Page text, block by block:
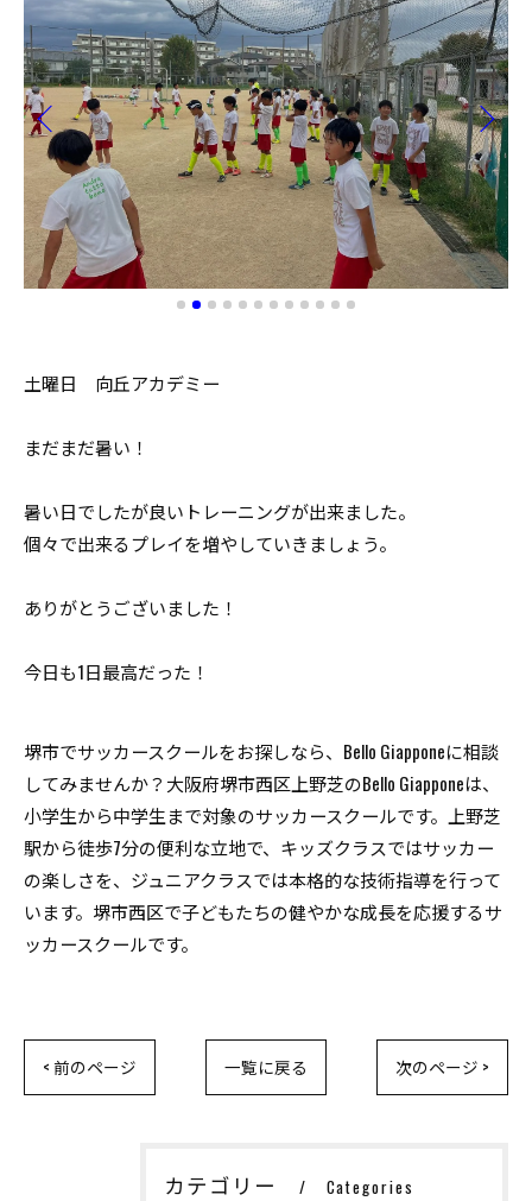
土曜日 向丘アカデミー
まだまだ暑い！
暑い日でしたが良いトレーニングが出来ました。
個々で出来るプレイを増やしていきましょう。
ありがとうございました！
今日も1日最高だった！
堺市でサッカースクールをお探しなら、Bello Giapponeに相談
してみませんか？大阪府堺市西区上野芝のBello Giapponeは、
小学生から中学生まで対象のサッカースクールです。上野芝
駅から徒歩7分の便利な立地で、キッズクラスではサッカー
の楽しさを、ジュニアクラスでは本格的な技術指導を行って
います。堺市西区で子どもたちの健やかな成長を応援するサ
ッカースクールです。
< 前のページ 一覧に戻る 次のページ >
カテゴリー Categories